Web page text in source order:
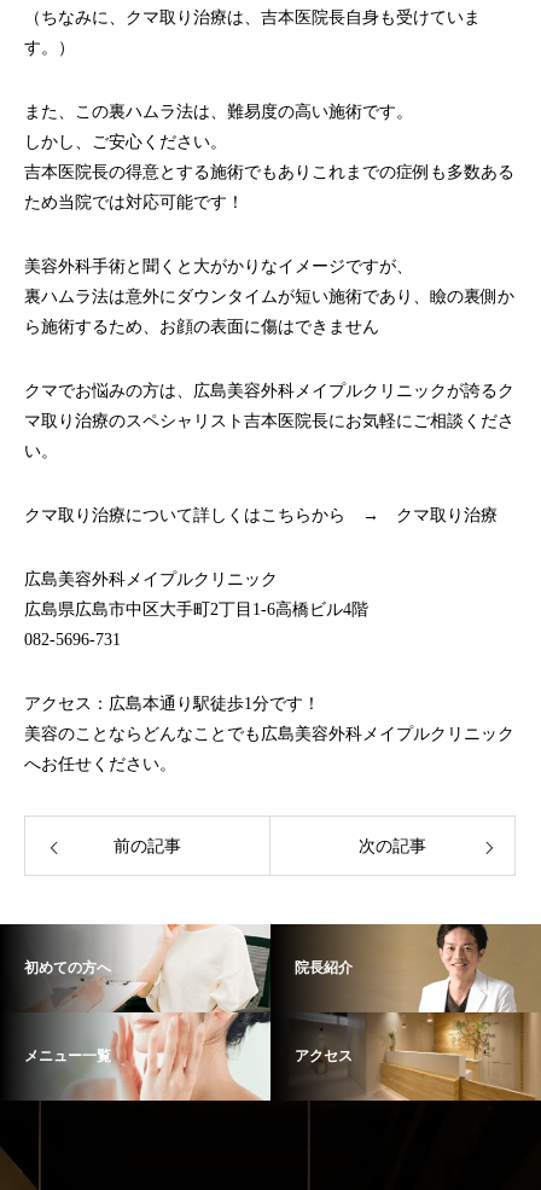
（ちなみに、クマ取り治療は、吉本医院長自身も受けていま
す。）
また、この裏ハムラ法は、難易度の高い施術です。
しかし、ご安心ください。
吉本医院長の得意とする施術でもありこれまでの症例も多数ある
ため当院では対応可能です！
美容外科手術と聞くと大がかりなイメージですが、
裏ハムラ法は意外にダウンタイムが短い施術であり、瞼の裏側か
ら施術するため、お顔の表面に傷はできません
クマでお悩みの方は、広島美容外科メイプルクリニックが誇るク
マ取り治療のスペシャリスト吉本医院長にお気軽にご相談くださ
い。
クマ取り治療について詳しくはこちらから → クマ取り治療
広島美容外科メイプルクリニック
広島県広島市中区大手町2丁目1-6高橋ビル4階
082-5696-731
アクセス：広島本通り駅徒歩1分です！
美容のことならどんなことでも広島美容外科メイプルクリニック
へお任せください。
前の記事 次の記事
初めての方へ 院長紹介
メニュー一覧 アクセス